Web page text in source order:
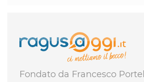
Fondato da Francesco